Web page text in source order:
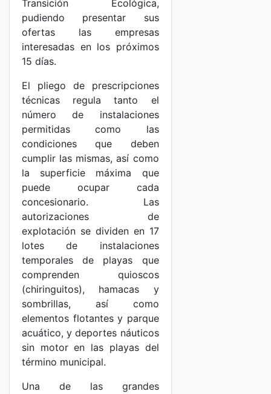
Transición Ecológica,
pudiendo presentar sus
ofertas las empresas
interesadas en los próximos
15 días.
El pliego de prescripciones
técnicas regula tanto el
número de instalaciones
permitidas como las
condiciones que deben
cumplir las mismas, así como
la superficie máxima que
puede ocupar cada
concesionario. Las
autorizaciones de
explotación se dividen en 17
lotes de instalaciones
temporales de playas que
comprenden quioscos
(chiringuitos), hamacas y
sombrillas, así como
elementos flotantes y parque
acuático, y deportes náuticos
sin motor en las playas del
término municipal.
Una de las grandes